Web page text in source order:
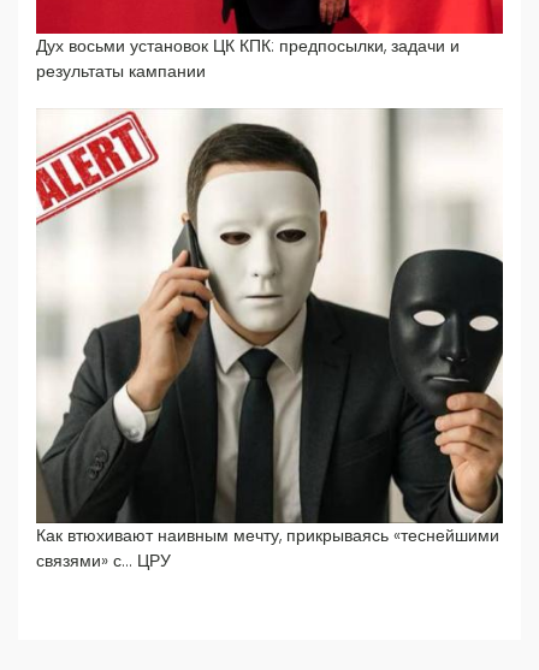
Дух восьми установок ЦК КПК: предпосылки, задачи и
результаты кампании
Как втюхивают наивным мечту, прикрываясь «теснейшими
связями» с… ЦРУ